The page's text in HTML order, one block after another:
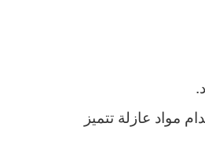
مواد عازلة تتميز